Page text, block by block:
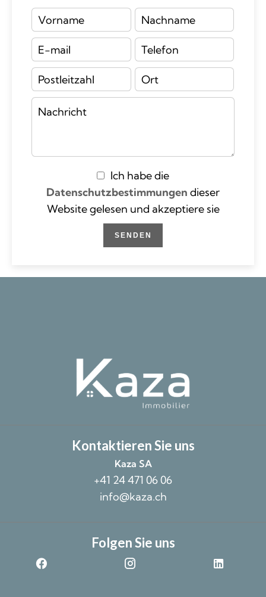
Ich habe die
Datenschutzbestimmungen dieser
Website gelesen und akzeptiere sie
SENDEN
Kontaktieren Sie uns
Kaza SA
+41 24 471 06 06
info@kaza.ch
Folgen Sie uns